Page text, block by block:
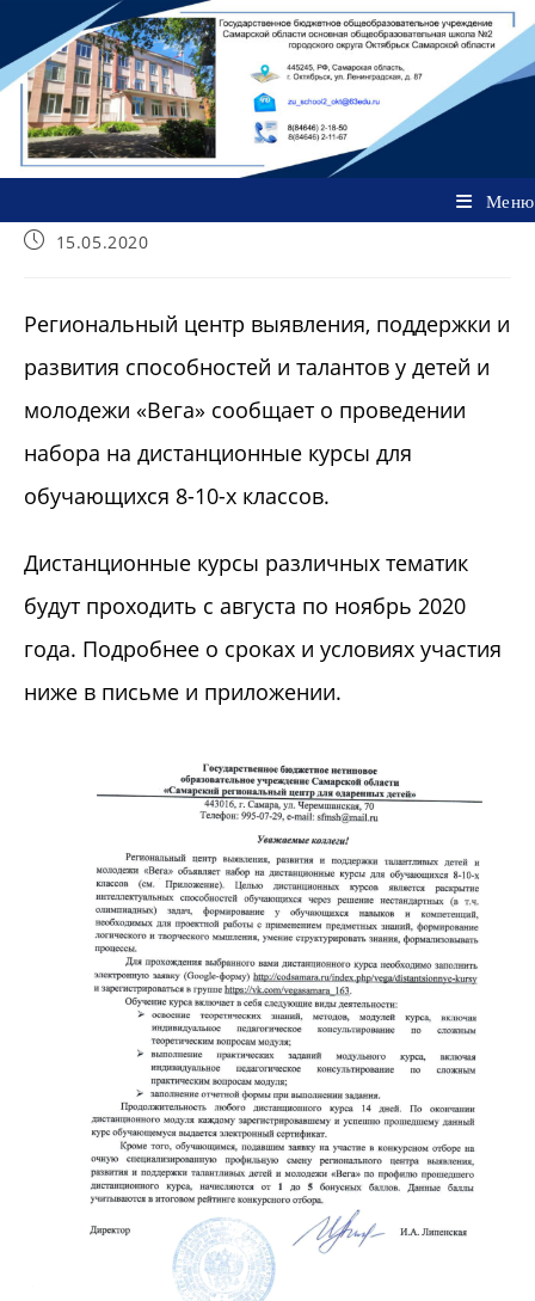
содержимому
Меню
Запись15.05.2020
Региональный центр выявления, поддержки и
развития способностей и талантов у детей и
молодежи «Вега» сообщает о проведении
набора на дистанционные курсы для
обучающихся 8-10-х классов.
Дистанционные курсы различных тематик
будут проходить с августа по ноябрь 2020
года. Подробнее о сроках и условиях участия
ниже в письме и приложении.